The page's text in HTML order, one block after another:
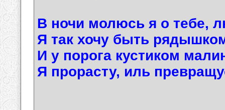
В ночи молюсь я о тебе,
Я так хочу быть
И у порога кустиком
Я прорасту, иль